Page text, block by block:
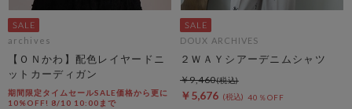
archives
【ＯＮかわ】配色レイヤードニ
ットカーディガン
期間限定タイムセールSALE価格から更に
10%OFF! 8/10 10:00まで
DOUX ARCHIVES
２ＷＡＹシアーデニムシャツ
￥5,676 40％OFF
￥9,460